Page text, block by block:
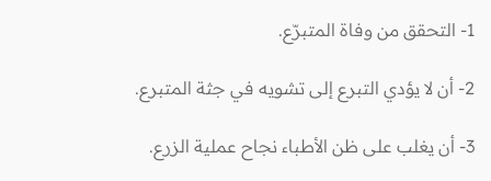
1- التحقق من وفاة المتبرّع.
2- أن لا يؤدي التبرع إلى تشويه في جثة المتبرع.
3- أن يغلب على ظن الأطباء نجاح عملية الزرع.